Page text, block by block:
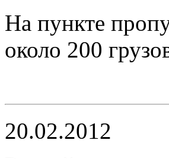
На пункте
около 200
20.02.2012